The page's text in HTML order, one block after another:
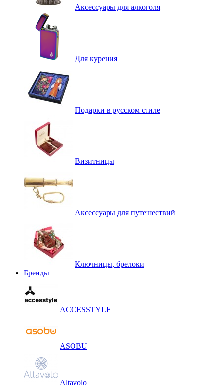
Аксессуары для алкоголя
Для курения
Подарки в русском стиле
Визитницы
Аксессуары для путешествий
Ключницы, брелоки
Бренды
ACCESSTYLE
ASOBU
Altavolo